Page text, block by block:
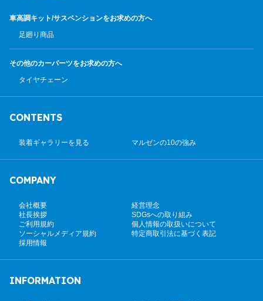
車高調キット/サスペンションをお求めの方へ
足廻り商品
その他のカーパーツをお求めの方へ
タイヤチェーン
CONTENTS
装着ギャラリーを見る マルゼンの10の強み
COMPANY
会社概要
経営理念
社長挨拶
SDGsへの取り組み
ご利用規約
個人情報の取扱いについて
ソーシャルメディア規約
特定商取引法に基づく表記
採用情報
INFORMATION